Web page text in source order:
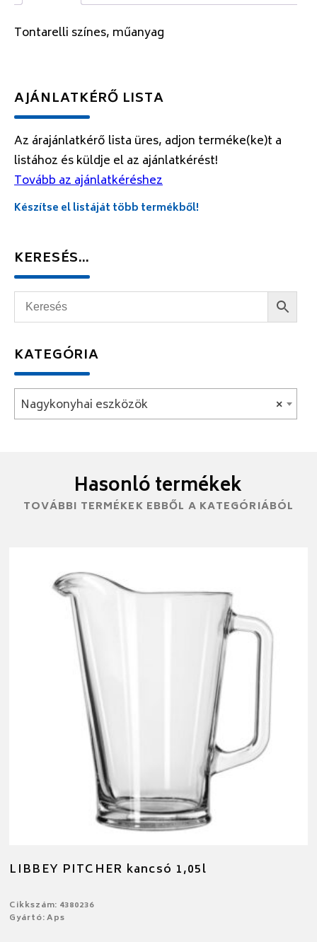
Tontarelli színes, műanyag
AJÁNLATKÉRŐ LISTA
Az árajánlatkérő lista üres, adjon terméke(ke)t a
listához és küldje el az ajánlatkérést!
Tovább az ajánlatkéréshez
Készítse el listáját több termékből!
KERESÉS…
KATEGÓRIA
×
Nagykonyhai eszközök
Hasonló termékek
TOVÁBBI TERMÉKEK EBBŐL A KATEGÓRIÁBÓL
LIBBEY PITCHER kancsó 1,05l
Cikkszám: 4380236
Gyártó: Aps